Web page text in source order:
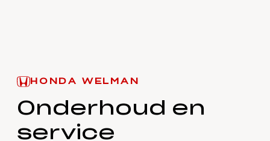
HONDA WELMAN
Onderhoud en
service